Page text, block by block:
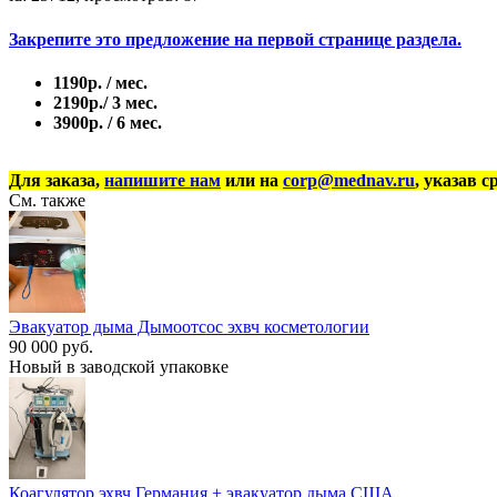
Закрепите это предложение на первой странице раздела.
1190р. / мес.
2190р./ 3 мес.
3900р. / 6 мес.
Для заказа, напишите нам или на corp@mednav.ru, указав
См. также
Эвакуатор дыма Дымоотсoc эхвч косметологии
90 000 руб.
Новый в заводской упаковке